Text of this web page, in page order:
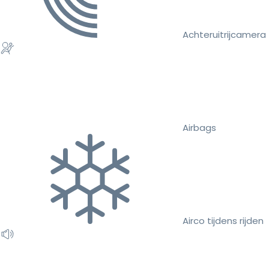
Achteruitrijcamera
Airbags
Airco tijdens rijden